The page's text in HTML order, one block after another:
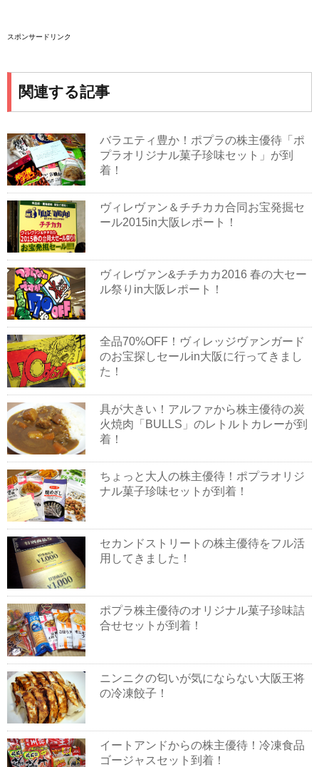
スポンサードリンク
関連する記事
バラエティ豊か！ポプラの株主優待「ポ
プラオリジナル菓子珍味セット」が到
着！
ヴィレヴァン＆チチカカ合同お宝発掘セ
ール2015in大阪レポート！
ヴィレヴァン&チチカカ2016 春の大セー
ル祭りin大阪レポート！
全品70%OFF！ヴィレッジヴァンガード
のお宝探しセールin大阪に行ってきまし
た！
具が大きい！アルファから株主優待の炭
火焼肉「BULLS」のレトルトカレーが到
着！
ちょっと大人の株主優待！ポプラオリジ
ナル菓子珍味セットが到着！
セカンドストリートの株主優待をフル活
用してきました！
ポプラ株主優待のオリジナル菓子珍味詰
合せセットが到着！
ニンニクの匂いが気にならない大阪王将
の冷凍餃子！
イートアンドからの株主優待！冷凍食品
ゴージャスセット到着！